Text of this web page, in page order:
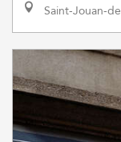
Saint-Jouan-